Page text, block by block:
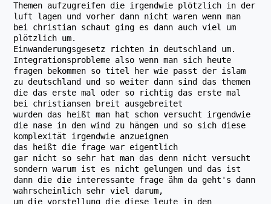
Themen aufzugreifen die irgendwie plötzlich in der
luft lagen und vorher dann nicht waren wenn man
bei christian schaut ging es dann auch viel um
plötzlich um.
Einwanderungsgesetz richten in deutschland um.
Integrationsprobleme also wenn man sich heute
fragen bekommen so titel her wie passt der islam
zu deutschland und so weiter dann sind das themen
die das erste mal oder so richtig das erste mal
bei christiansen breit ausgebreitet
wurden das heißt man hat schon versucht irgendwie
die nase in den wind zu hängen und so sich diese
komplexität irgendwie anzueignen
das heißt die frage war eigentlich
gar nicht so sehr hat man das denn nicht versucht
sondern warum ist es nicht gelungen und das ist
dann die die interessante frage ähm da geht's dann
wahrscheinlich sehr viel darum,
um die vorstellung die diese leute in den